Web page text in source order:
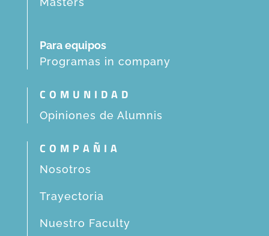
Para equipos
Programas in company
COMUNIDAD
Opiniones de Alumnis
COMPAÑIA
Nosotros
Trayectoria
Nuestro Faculty